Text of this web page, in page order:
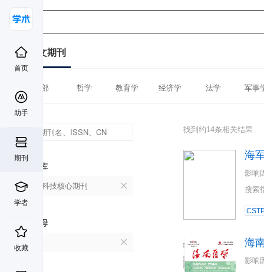
首页
助手
期刊
学者
收藏
中文期刊
全部 哲学 教育学 经济学 法学 军事
数据库
中国科技核心期刊
首字母
找到约14条相关结果
海
影响
搜索
海
影响